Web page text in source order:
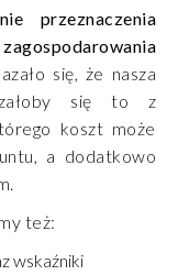
przeznaczenia
się, że nasza
się to z
koszt może
a dodatkowo
też:
wskaźniki